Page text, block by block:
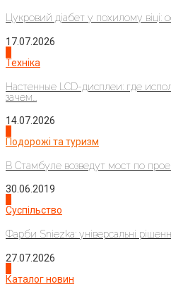
Цукровий діабет у похилому віці:
17.07.2026
Техніка
Настенные LCD-дисплеи: где
зачем...
14.07.2026
Подорожі та туризм
В Стамбуле возведут мост по
30.06.2019
Суспільство
Фарби Sniezka: універсальні
27.07.2026
Каталог новин